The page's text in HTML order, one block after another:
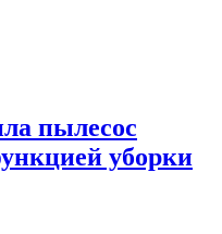
пылесос
уборки